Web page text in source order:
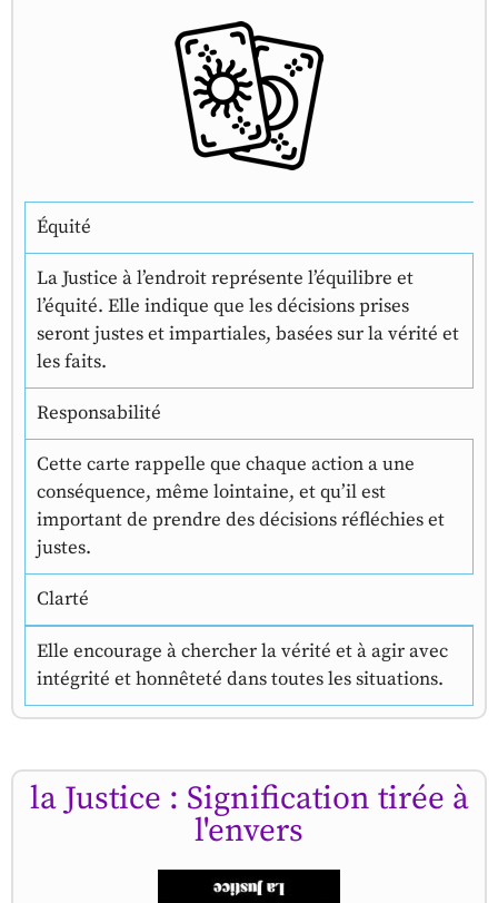
Équité
La Justice à l’endroit représente l’équilibre et
l’équité. Elle indique que les décisions prises
seront justes et impartiales, basées sur la vérité et
les faits.
Responsabilité
Cette carte rappelle que chaque action a une
conséquence, même lointaine, et qu’il est
important de prendre des décisions réfléchies et
justes.
Clarté
Elle encourage à chercher la vérité et à agir avec
intégrité et honnêteté dans toutes les situations.
la Justice : Signification tirée à
l'envers